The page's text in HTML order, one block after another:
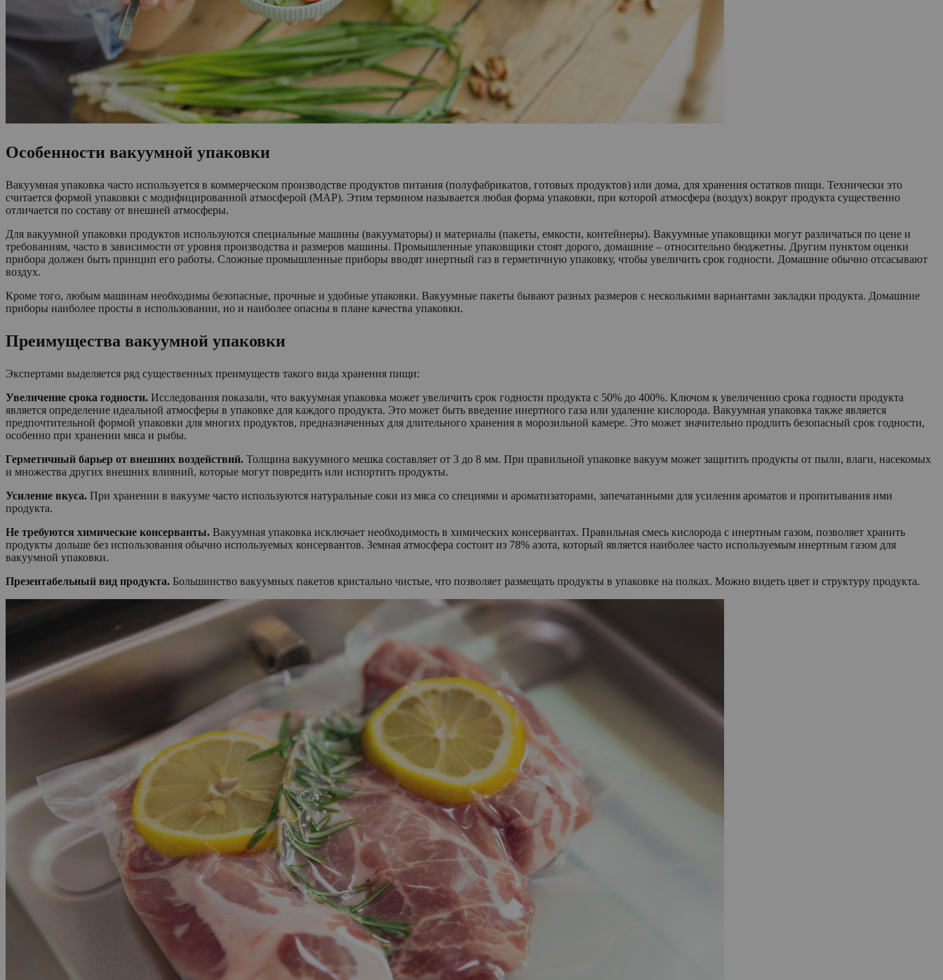
Особенности вакуумной упаковки
Вакуумная упаковка часто используется в коммерческом производстве продуктов питания (полуфабрикатов, готовых продуктов) или дома, для хранения остатков пищи. Технически это
считается формой упаковки с модифицированной атмосферой (MAP). Этим термином называется любая форма упаковки, при которой атмосфера (воздух) вокруг продукта существенно
отличается по составу от внешней атмосферы.
Для вакуумной упаковки продуктов используются специальные машины (вакууматоры) и материалы (пакеты, емкости, контейнеры). Вакуумные упаковщики могут различаться по цене и
требованиям, часто в зависимости от уровня производства и размеров машины. Промышленные упаковщики стоят дорого, домашние – относительно бюджетны. Другим пунктом оценки
прибора должен быть принцип его работы. Сложные промышленные приборы вводят инертный газ в герметичную упаковку, чтобы увеличить срок годности. Домашние обычно отсасывают
воздух.
Кроме того, любым машинам необходимы безопасные, прочные и удобные упаковки. Вакуумные пакеты бывают разных размеров с несколькими вариантами закладки продукта. Домашние
приборы наиболее просты в использовании, но и наиболее опасны в плане качества упаковки.
Преимущества вакуумной упаковки
Экспертами выделяется ряд существенных преимуществ такого вида хранения пищи:
Увеличение срока годности. Исследования показали, что вакуумная упаковка может увеличить срок годности продукта с 50% до 400%. Ключом к увеличению срока годности продукта
является определение идеальной атмосферы в упаковке для каждого продукта. Это может быть введение инертного газа или удаление кислорода. Вакуумная упаковка также является
предпочтительной формой упаковки для многих продуктов, предназначенных для длительного хранения в морозильной камере. Это может значительно продлить безопасный срок годности,
особенно при хранении мяса и рыбы.
Герметичный барьер от внешних воздействий. Толщина вакуумного мешка составляет от 3 до 8 мм. При правильной упаковке вакуум может защитить продукты от пыли, влаги, насекомых
и множества других внешних влияний, которые могут повредить или испортить продукты.
Усиление вкуса. При хранении в вакууме часто используются натуральные соки из мяса со специями и ароматизаторами, запечатанными для усиления ароматов и пропитывания ими
продукта.
Не требуются химические консерванты. Вакуумная упаковка исключает необходимость в химических консервантах. Правильная смесь кислорода с инертным газом, позволяет хранить
продукты дольше без использования обычно используемых консервантов. Земная атмосфера состоит из 78% азота, который является наиболее часто используемым инертным газом для
вакуумной упаковки.
Презентабельный вид продукта. Большинство вакуумных пакетов кристально чистые, что позволяет размещать продукты в упаковке на полках. Можно видеть цвет и структуру продукта.